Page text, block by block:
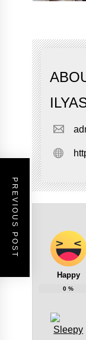
Happy
0 %
PREVIOUS POST